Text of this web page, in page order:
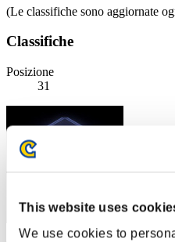
This website uses
We use cookies to
(Le classifiche sono aggiornate
Classifiche
Posizione
31